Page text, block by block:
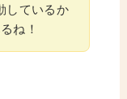
しているか
ね！